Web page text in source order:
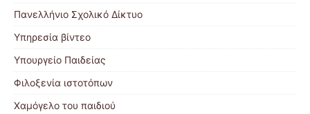
Πανελλήνιο Σχολικό Δίκτυο
Υπηρεσία βίντεο
Υπουργείο Παιδείας
Φιλοξενία ιστοτόπων
Χαμόγελο του παιδιού